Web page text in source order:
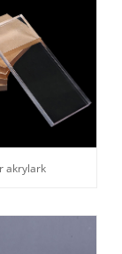
akrylark